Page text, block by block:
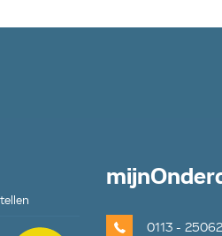
mijn
0113 -